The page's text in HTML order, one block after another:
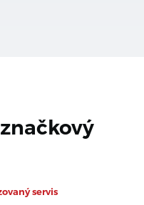
servis